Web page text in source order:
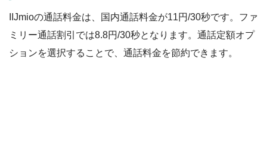
IIJmioの通話料金は、国内通話料金が11円/30秒です。ファ
ミリー通話割引では8.8円/30秒となります。通話定額オプ
ションを選択することで、通話料金を節約できます。